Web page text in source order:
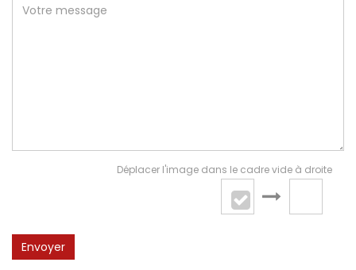
Déplacer l'image dans le cadre vide à droite
Envoyer